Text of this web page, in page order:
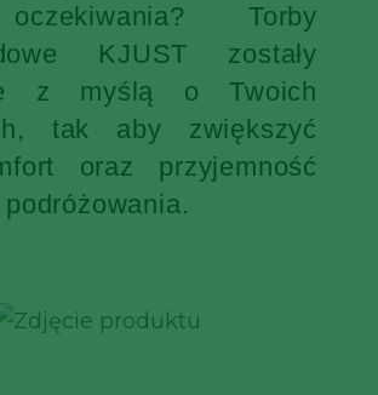
Torby
KJUST zostały
z myślą o Twoich
tak aby zwiększyć
oraz przyjemność
podróżowania.